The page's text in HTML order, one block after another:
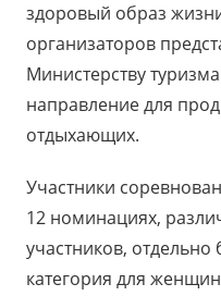
здоровый образ
организаторов
Министерству
направление для
отдыхающих.
Участники
12 номинациях,
участников, отдельно
категория для